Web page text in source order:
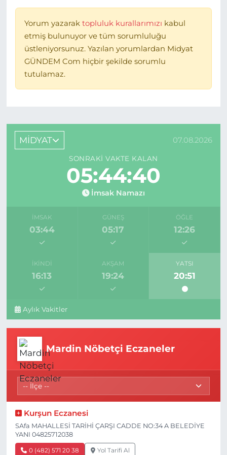
Yorum yazarak topluluk kurallarımızı kabul
etmiş bulunuyor ve tüm sorumluluğu
üstleniyorsunuz. Yazılan yorumlardan Midyat
GÜNDEM Com hiçbir şekilde sorumlu
tutulamaz.
MİDYAT 07.08.2026
SONRAKI VAKTE KALAN
05:44:40
İmsak Namazı
İMSAK
03:44
GÜNEŞ
05:17
ÖĞLE
12:26
İKINDI
16:13
AKŞAM
19:24
YATSI
20:51
Aylık Vakitler
Mardin Nöbetçi Eczaneler
Kurşun Eczanesi
SAfa MAHALLESİ TARİHİ ÇARŞI CADDE NO:34 A BELEDİYE
YANI 04825712038
0 (482) 571 20 38 Yol Tarifi Al